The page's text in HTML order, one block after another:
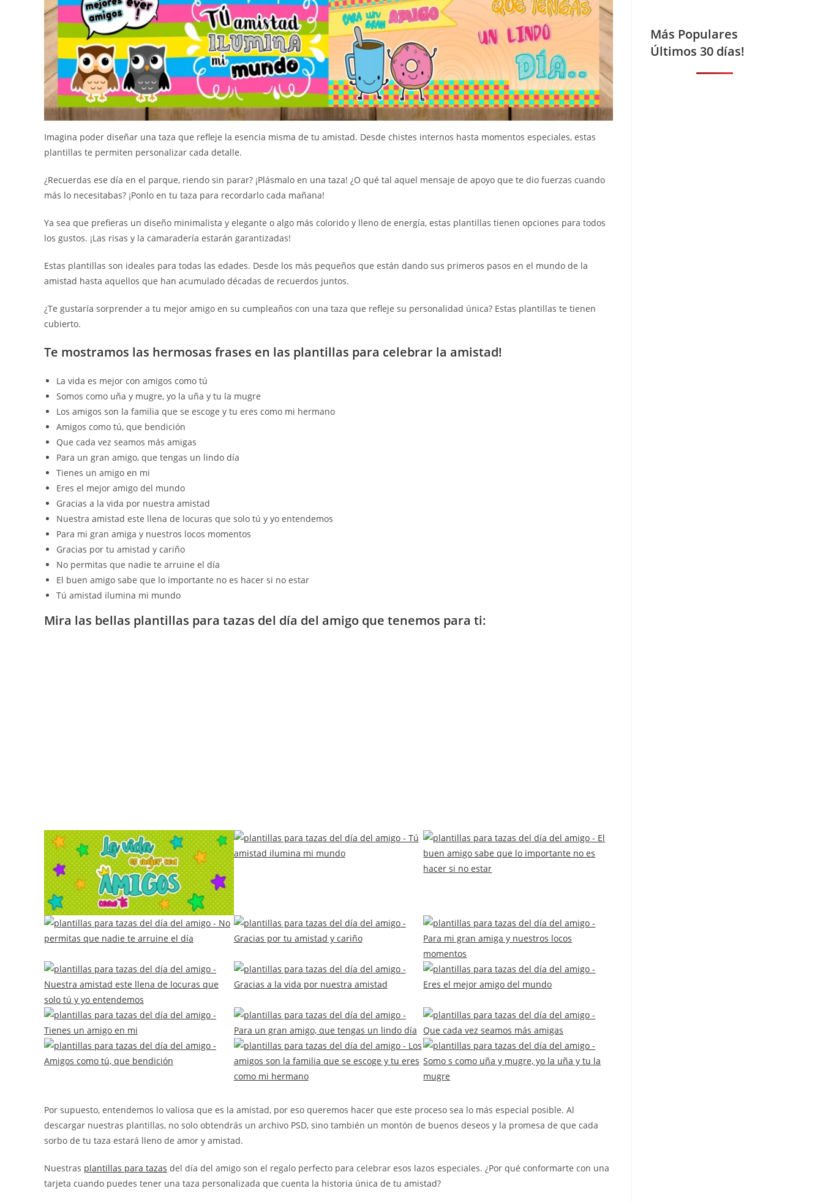
Imagina poder diseñar una taza que refleje la esencia misma de tu amistad. Desde chistes internos hasta momentos especiales, estas
plantillas te permiten personalizar cada detalle.
¿Recuerdas ese día en el parque, riendo sin parar? ¡Plásmalo en una taza! ¿O qué tal aquel mensaje de apoyo que te dio fuerzas cuando
más lo necesitabas? ¡Ponlo en tu taza para recordarlo cada mañana!
Ya sea que prefieras un diseño minimalista y elegante o algo más colorido y lleno de energía, estas plantillas tienen opciones para todos
los gustos. ¡Las risas y la camaradería estarán garantizadas!
Estas plantillas son ideales para todas las edades. Desde los más pequeños que están dando sus primeros pasos en el mundo de la
amistad hasta aquellos que han acumulado décadas de recuerdos juntos.
¿Te gustaría sorprender a tu mejor amigo en su cumpleaños con una taza que refleje su personalidad única? Estas plantillas te tienen
cubierto.
Te mostramos las hermosas frases en las plantillas para celebrar la amistad!
La vida es mejor con amigos como tú
Somos como uña y mugre, yo la uña y tu la mugre
Los amigos son la familia que se escoge y tu eres como mi hermano
Amigos como tú, que bendición
Que cada vez seamos más amigas
Para un gran amigo, que tengas un lindo día
Tienes un amigo en mi
Eres el mejor amigo del mundo
Gracias a la vida por nuestra amistad
Nuestra amistad este llena de locuras que solo tú y yo entendemos
Para mi gran amiga y nuestros locos momentos
Gracias por tu amistad y cariño
No permitas que nadie te arruine el día
El buen amigo sabe que lo importante no es hacer si no estar
Tú amistad ilumina mi mundo
Mira las bellas plantillas para tazas del día del amigo que tenemos para ti:
Por supuesto, entendemos lo valiosa que es la amistad, por eso queremos hacer que este proceso sea lo más especial posible. Al
descargar nuestras plantillas, no solo obtendrás un archivo PSD, sino también un montón de buenos deseos y la promesa de que cada
sorbo de tu taza estará lleno de amor y amistad.
Nuestras plantillas para tazas del día del amigo son el regalo perfecto para celebrar esos lazos especiales. ¿Por qué conformarte con una
tarjeta cuando puedes tener una taza personalizada que cuenta la historia única de tu amistad?
Más Populares
Últimos 30 días!